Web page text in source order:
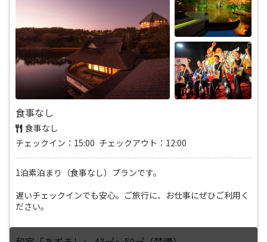
食事なし
食事なし
チェックイン：15:00 チェックアウト：12:00
1泊素泊まり（食事なし）プランです。
遅いチェックインでも安心。ご旅行に、お仕事にぜひご利用く
ださい。